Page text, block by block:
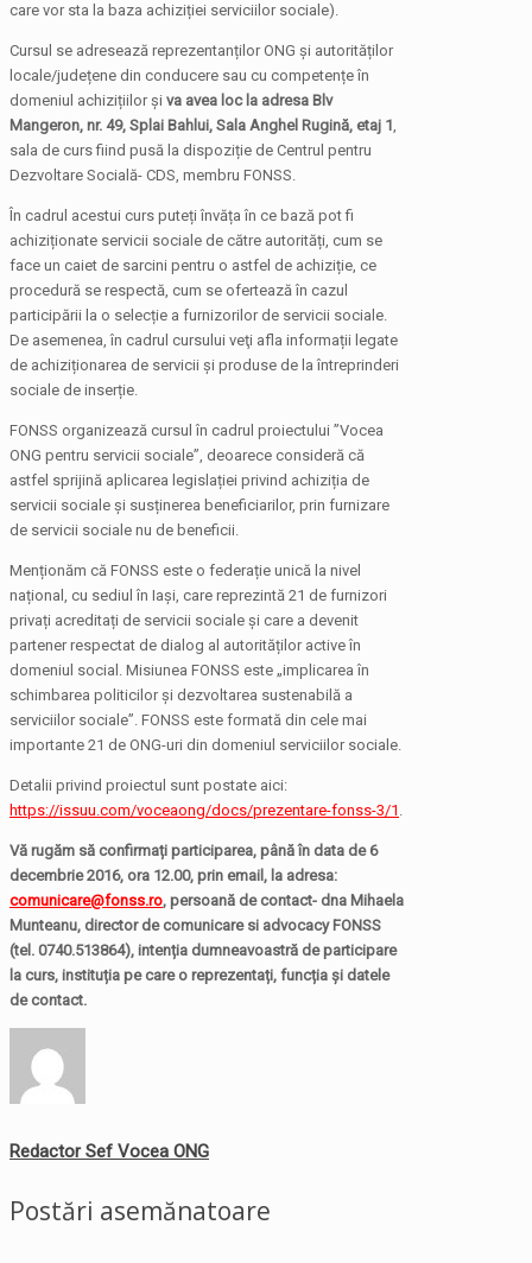
care vor sta la baza achiziției serviciilor sociale).
Cursul se adresează reprezentanților ONG și autorităților
locale/județene din conducere sau cu competențe în
domeniul achizițiilor și va avea loc la adresa Blv
Mangeron, nr. 49, Splai Bahlui, Sala Anghel Rugină, etaj 1,
sala de curs fiind pusă la dispoziție de Centrul pentru
Dezvoltare Socială- CDS, membru FONSS.
În cadrul acestui curs puteți învăța în ce bază pot fi
achiziționate servicii sociale de către autorități, cum se
face un caiet de sarcini pentru o astfel de achiziție, ce
procedură se respectă, cum se ofertează în cazul
participării la o selecție a furnizorilor de servicii sociale.
De asemenea, în cadrul cursului veţi afla informații legate
de achiziționarea de servicii și produse de la întreprinderi
sociale de inserție.
FONSS organizează cursul în cadrul proiectului ”Vocea
ONG pentru servicii sociale”, deoarece consideră că
astfel sprijină aplicarea legislației privind achiziția de
servicii sociale și susținerea beneficiarilor, prin furnizare
de servicii sociale nu de beneficii.
Menționăm că FONSS este o federație unică la nivel
național, cu sediul în Iași, care reprezintă 21 de furnizori
privați acreditați de servicii sociale și care a devenit
partener respectat de dialog al autorităților active în
domeniul social. Misiunea FONSS este „implicarea în
schimbarea politicilor și dezvoltarea sustenabilă a
serviciilor sociale”. FONSS este formată din cele mai
importante 21 de ONG-uri din domeniul serviciilor sociale.
Detalii privind proiectul sunt postate aici:
https://issuu.com/voceaong/docs/prezentare-fonss-3/1 .
Vă rugăm să confirmați participarea, până în data de 6
decembrie 2016, ora 12.00, prin email, la adresa:
comunicare@fonss.ro, persoană de contact- dna Mihaela
Munteanu, director de comunicare si advocacy FONSS
(tel. 0740.513864), intenția dumneavoastră de participare
la curs, instituția pe care o reprezentați, funcția și datele
de contact.
Redactor Sef Vocea ONG
Postări asemănatoare